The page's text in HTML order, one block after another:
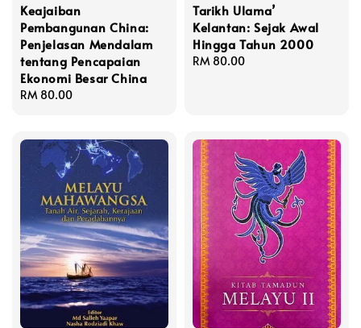
Keajaiban
Pembangunan China:
Penjelasan Mendalam
tentang Pencapaian
Ekonomi Besar China
Regular
RM 80.00
Tarikh Ulama’
Kelantan: Sejak Awal
Hingga Tahun 2000
Regular
RM 80.00